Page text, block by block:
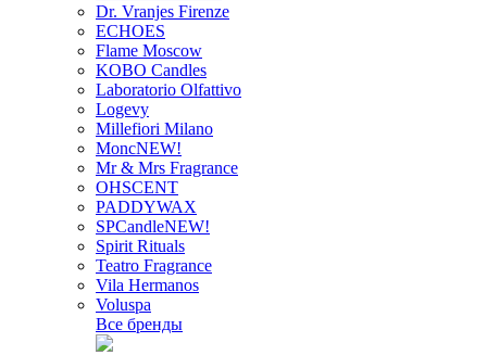
Dr. Vranjes Firenze
ECHOES
Flame Moscow
KOBO Candles
Laboratorio Olfattivo
Logevy
Millefiori Milano
MoncNEW!
Mr & Mrs Fragrance
OHSCENT
PADDYWAX
SPCandleNEW!
Spirit Rituals
Teatro Fragrance
Vila Hermanos
Voluspa
Все бренды